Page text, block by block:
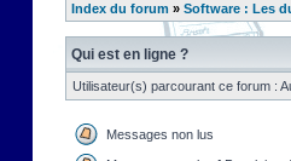
Index du forum » Software : Les
Qui est en ligne ?
Utilisateur(s) parcourant ce forum :
Messages non lus